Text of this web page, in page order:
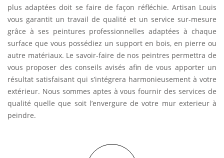
plus adaptées doit se faire de façon réfléchie. Artisan Louis
vous garantit un travail de qualité et un service sur-mesure
grâce à ses peintures professionnelles adaptées à chaque
surface que vous possédiez un support en bois, en pierre ou
autre matériaux. Le savoir-faire de nos peintres permettra de
vous proposer des conseils avisés afin de vous apporter un
résultat satisfaisant qui s’intégrera harmonieusement à votre
extérieur. Nous sommes aptes à vous fournir des services de
qualité quelle que soit l’envergure de votre mur exterieur à
peindre.